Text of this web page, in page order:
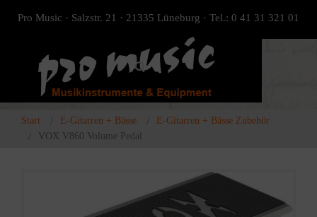
Pro Music · Salzstr. 21 · 21335 Lüneburg · Tel.: 0 41 31 321 01
Start E-Gitarren + Bässe
E-Gitarren + Bässe Zubehör
VOX V860 Volume Pedal